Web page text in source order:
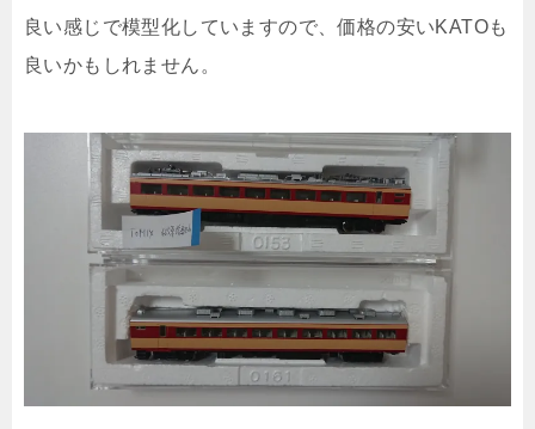
良い感じで模型化していますので、価格の安いKATOも
良いかもしれません。